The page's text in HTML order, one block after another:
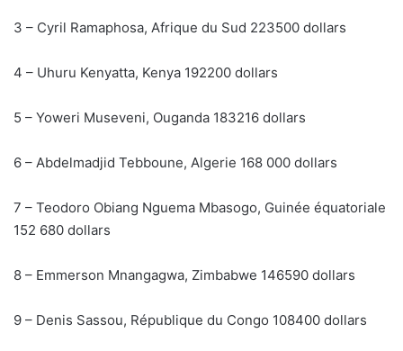
3 – Cyril Ramaphosa, Afrique du Sud 223500 dollars
4 – Uhuru Kenyatta, Kenya 192200 dollars
5 – Yoweri Museveni, Ouganda 183216 dollars
6 – Abdelmadjid Tebboune, Algerie 168 000 dollars
7 – Teodoro Obiang Nguema Mbasogo, Guinée équatoriale
152 680 dollars
8 – Emmerson Mnangagwa, Zimbabwe 146590 dollars
9 – Denis Sassou, République du Congo 108400 dollars